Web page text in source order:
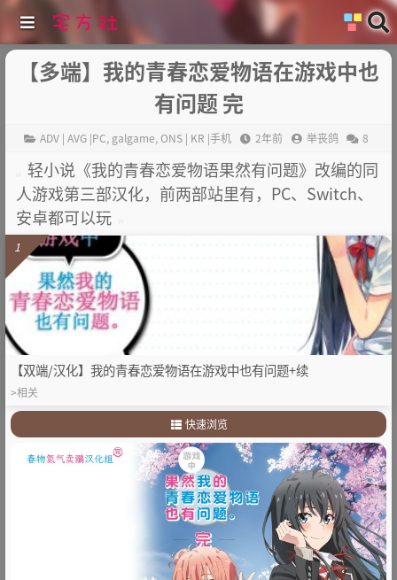
【多端】我的青春恋爱物语在游戏中也
有问题 完
ADV | AVG |PC, galgame,ONS | KR |手机 2年前 举丧鸽 8
轻小说《我的青春恋爱物语果然有问题》改编的同
人游戏第三部汉化，前两部站里有，PC、Switch、
安卓都可以玩
【双端/汉化】我的青春恋爱物语在游戏中也有问题+续
>相关
1
快速浏览